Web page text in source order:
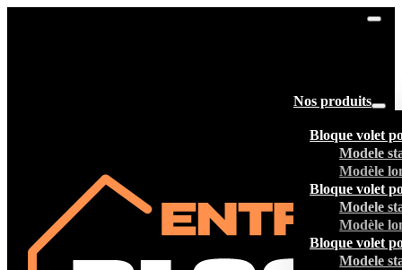
Nos produits
Bloque volet
Modele
Modèle
Bloque volet
Modele
Modèle
Bloque volet
Modele